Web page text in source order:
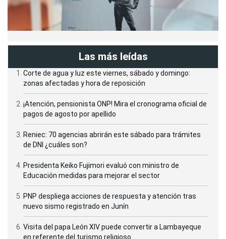
Las más leídas
Corte de agua y luz este viernes, sábado y domingo:
zonas afectadas y hora de reposición
¡Atención, pensionista ONP! Mira el cronograma oficial de
pagos de agosto por apellido
Reniec: 70 agencias abrirán este sábado para trámites
de DNI ¿cuáles son?
Presidenta Keiko Fujimori evaluó con ministro de
Educación medidas para mejorar el sector
PNP despliega acciones de respuesta y atención tras
nuevo sismo registrado en Junín
Visita del papa León XIV puede convertir a Lambayeque
en referente del turismo religioso